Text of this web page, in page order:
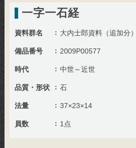
一字一石経
資料群名 大内士郎資料（追加分）
備品番号 2009P00577
時代 中世～近世
品質・形状 石
法量 37×23×14
員数 1点